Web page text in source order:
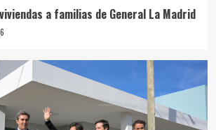
a familias de General La Madrid